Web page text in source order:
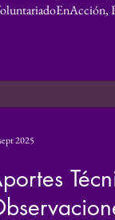
Análisis
desigualdades
2025